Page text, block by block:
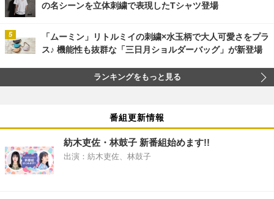
の名シーンを立体刺繍で表現したTシャツ登場
「ムーミン」リトルミイの刺繍×水玉柄で大人可愛さをプラ
ス♪ 機能性も抜群な「三日月ショルダーバッグ」が新登場
ランキングをもっと見る
番組更新情報
紡木吏佐・林鼓子 新番組始めます!!
出演：紡木吏佐、林鼓子